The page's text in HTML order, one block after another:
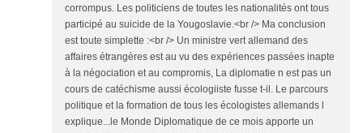
corrompus. Les politiciens de toutes les nationalités ont tous
participé au suicide de la Yougoslavie.<br /> Ma conclusion
est toute simplette :<br /> Un ministre vert allemand des
affaires étrangères est au vu des expériences passées inapte
à la négociation et au compromis, La diplomatie n est pas un
cours de catéchisme aussi écologiiste fusse t-il. Le parcours
politique et la formation de tous les écologistes allemands l
explique...le Monde Diplomatique de ce mois apporte un